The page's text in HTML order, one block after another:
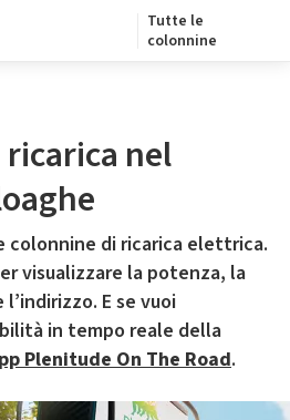
Tutte le
colonnine
nel
colonnine di ricarica elettrica.
visualizzare la potenza, la
E se vuoi
in tempo reale della
Plenitude On The Road.